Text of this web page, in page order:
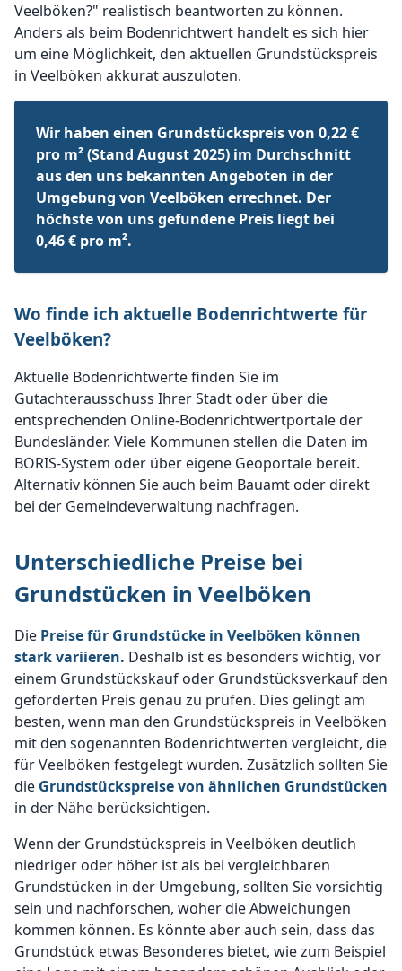
Veelböken?" realistisch beantworten zu können.
Anders als beim Bodenrichtwert handelt es sich hier
um eine Möglichkeit, den aktuellen Grundstückspreis
in Veelböken akkurat auszuloten.
Wir haben einen Grundstückspreis von 0,22 €
pro m² (Stand August 2025) im Durchschnitt
aus den uns bekannten Angeboten in der
Umgebung von Veelböken errechnet. Der
höchste von uns gefundene Preis liegt bei
0,46 € pro m².
Wo finde ich aktuelle Bodenrichtwerte für
Veelböken?
Aktuelle Bodenrichtwerte finden Sie im
Gutachterausschuss Ihrer Stadt oder über die
entsprechenden Online-Bodenrichtwertportale der
Bundesländer. Viele Kommunen stellen die Daten im
BORIS-System oder über eigene Geoportale bereit.
Alternativ können Sie auch beim Bauamt oder direkt
bei der Gemeindeverwaltung nachfragen.
Unterschiedliche Preise bei
Grundstücken in Veelböken
Die Preise für Grundstücke in Veelböken können
stark variieren. Deshalb ist es besonders wichtig, vor
einem Grundstückskauf oder Grundstücksverkauf den
geforderten Preis genau zu prüfen. Dies gelingt am
besten, wenn man den Grundstückspreis in Veelböken
mit den sogenannten Bodenrichtwerten vergleicht, die
für Veelböken festgelegt wurden. Zusätzlich sollten Sie
die Grundstückspreise von ähnlichen Grundstücken
in der Nähe berücksichtigen.
Wenn der Grundstückspreis in Veelböken deutlich
niedriger oder höher ist als bei vergleichbaren
Grundstücken in der Umgebung, sollten Sie vorsichtig
sein und nachforschen, woher die Abweichungen
kommen können. Es könnte aber auch sein, dass das
Grundstück etwas Besonderes bietet, wie zum Beispiel